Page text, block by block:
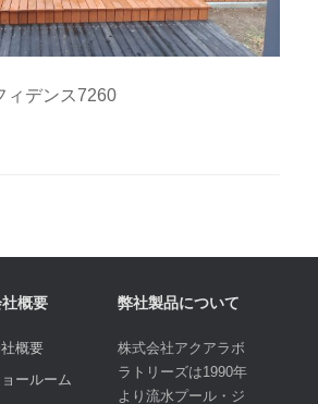
ィデンス7260
概要
概要
ールーム
弊社製品について
株式会社アクアラボ
ラトリーズは1990年
より流水プール・ジ